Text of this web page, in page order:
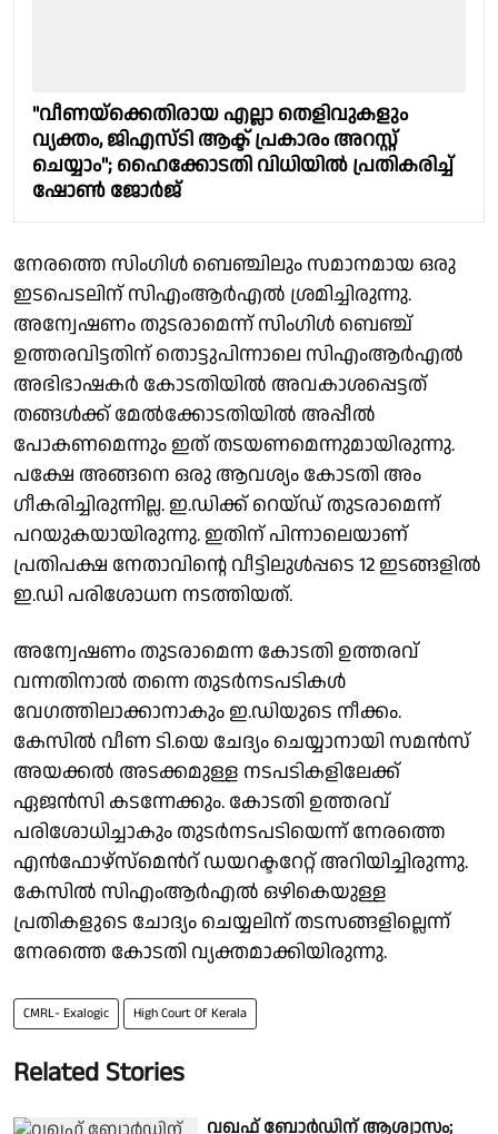
"വീണയ്‌ക്കെതിരായ എല്ലാ തെളിവുകളും
വ്യക്തം, ജിഎസ്ടി ആക്ട് പ്രകാരം അറസ്റ്റ്
ചെയ്യാം"; ഹൈക്കോടതി വിധിയിൽ പ്രതികരിച്ച്
ഷോൺ ജോർജ്
നേരത്തെ സിം​ഗിൾ ബെഞ്ചിലും സമാനമായ ഒരു
ഇടപെടലിന് സിഎംആർഎൽ ശ്രമിച്ചിരുന്നു.
അന്വേഷണം തുടരാമെന്ന് സിം​ഗിൾ ബെഞ്ച്
ഉത്തരവിട്ടതിന് തൊട്ടുപിന്നാലെ സിഎംആർഎൽ
അഭിഭാഷകർ കോടതിയിൽ അവകാശപ്പെട്ടത്
തങ്ങൾക്ക് മേൽക്കോടതിയിൽ അപ്പീൽ
പോകണമെന്നും ഇത് തടയണമെന്നുമായിരുന്നു.
പക്ഷേ അങ്ങനെ ഒരു ആവശ്യം കോടതി അം​
ഗീകരിച്ചിരുന്നില്ല. ഇ.ഡിക്ക് റെയ്ഡ് തുടരാമെന്ന്
പറയുകയായിരുന്നു. ഇതിന് പിന്നാലെയാണ്
പ്രതിപക്ഷ നേതാവിൻ്റെ വീട്ടിലുൾപ്പടെ 12 ഇടങ്ങളിൽ
ഇ.ഡി പരിശോധന നടത്തിയത്.
അന്വേഷണം തുടരാമെന്ന കോടതി ഉത്തരവ്
വന്നതിനാൽ തന്നെ തുടർനടപടികൾ
വേഗത്തിലാക്കാനാകും ഇ.ഡിയുടെ നീക്കം.
കേസിൽ വീണ ടി.യെ ചേദ്യം ചെയ്യാനായി സമൻസ്
അയക്കൽ അടക്കമുള്ള നടപടികളിലേക്ക്
ഏജൻസി കടന്നേക്കും. കോടതി ഉത്തരവ്
പരിശോധിച്ചാകും തുടര്‍നടപടിയെന്ന് നേരത്തെ
എന്‍ഫോഴ്സ്മെന്‍റ് ഡയറക്ടറേറ്റ് അറിയിച്ചിരുന്നു.
കേസില്‍ സിഎംആര്‍എല്‍ ഒഴികെയുള്ള
പ്രതികളുടെ ചോദ്യം ചെയ്യലിന് തടസങ്ങളില്ലെന്ന്
നേരത്തെ കോടതി വ്യക്തമാക്കിയിരുന്നു.
CMRL- Exalogic High Court Of Kerala
Related Stories
വഖഫ് ബോർഡിന് ആശ്വാസം;